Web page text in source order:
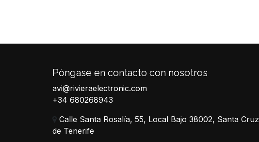
Póngase en contacto con nosotros
avi@rivieraelectronic.com
+34 680268943
Calle Santa Rosalía, 55, Local Bajo 38002, Santa Cruz
de Tenerife